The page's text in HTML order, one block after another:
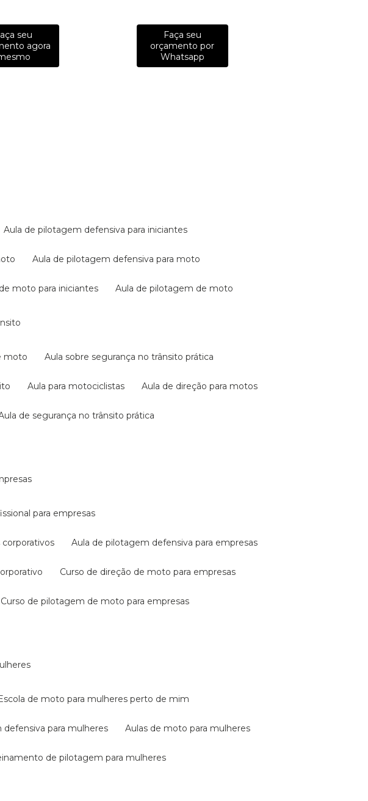
seu
agora
Faça seu
orçamento por
Whatsapp
aula de pilotagem defensiva para iniciantes
aula de pilotagem defensiva para moto
moto para iniciantes aula de pilotagem de moto
moto aula sobre segurança no trânsito prática
aula para motociclistas aula de direção para motos
aula de segurança no trânsito prática
para empresas
corporativos aula de pilotagem defensiva para empresas
curso de direção de moto para empresas
curso de pilotagem de moto para empresas
escola de moto para mulheres perto de mim
defensiva para mulheres aulas de moto para mulheres
de pilotagem para mulheres